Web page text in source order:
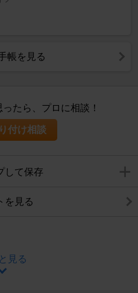
帳を見る
たら、プロに相談！
付け相談
して保存
を見る
見る